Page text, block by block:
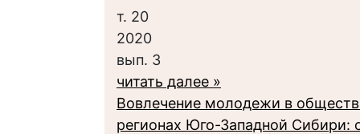
т. 20
2020
вып. 3
читать далее »
Вовлечение молодежи в
регионах Юго-Западной Сибири: